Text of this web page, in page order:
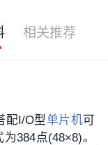
相关推荐
配I/O型 单片机可
384点(48×8)。